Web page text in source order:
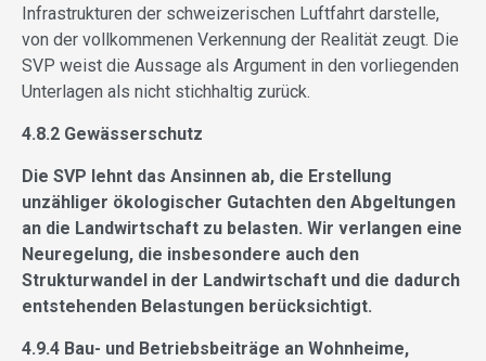
Infrastrukturen der schweizerischen Luftfahrt darstelle,
von der vollkommenen Verkennung der Realität zeugt. Die
SVP weist die Aussage als Argument in den vorliegenden
Unterlagen als nicht stichhaltig zurück.
4.8.2 Gewässerschutz
Die SVP lehnt das Ansinnen ab, die Erstellung
unzähliger ökologischer Gutachten den Abgeltungen
an die Landwirtschaft zu belasten. Wir verlangen eine
Neuregelung, die insbesondere auch den
Strukturwandel in der Landwirtschaft und die dadurch
entstehenden Belastungen berücksichtigt.
4.9.4 Bau- und Betriebsbeiträge an Wohnheime,